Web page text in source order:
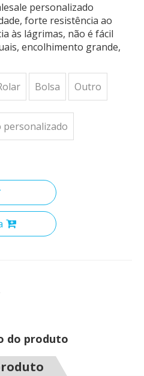
personalizado
forte resistência ao
às lágrimas, não é fácil
encolhimento grande,
Bolsa Outro
personalizado
do produto